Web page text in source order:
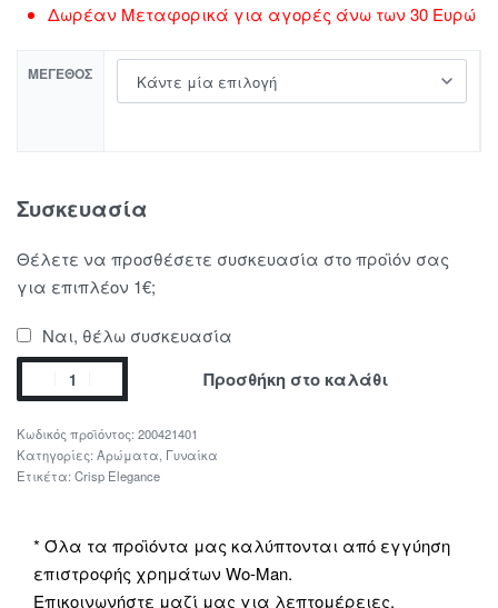
Δωρέαν Μεταφορικά για αγορές άνω των 30 Ευρώ
ΜΈΓΕΘΟΣ
Συσκευασία
Θέλετε να προσθέσετε συσκευασία στο προϊόν σας
για επιπλέον 1€;
Ναι, θέλω συσκευασία
Προσθήκη στο καλάθι
200421401
Κατηγορίες: Αρώματα, Γυναίκα
Ετικέτα: Crisp Elegance
* Όλα τα προϊόντα μας καλύπτονται από εγγύηση
επιστροφής χρημάτων Wo-Man.
Επικοινωνήστε μαζί μας για λεπτομέρειες.